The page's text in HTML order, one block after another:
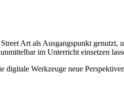
Art als Ausgangspunkt
im Unterricht einsetzen
digitale Werkzeuge neue